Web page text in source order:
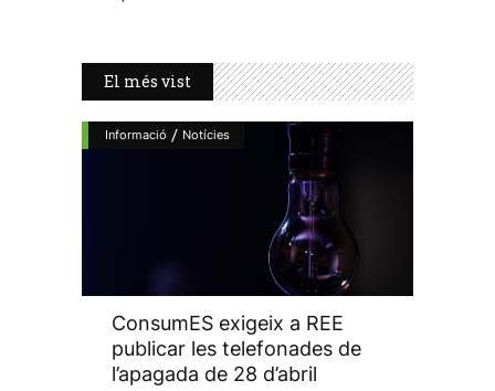
El més vist
Informació / Notícies
ConsumES exigeix a REE
publicar les telefonades de
l’apagada de 28 d’abril